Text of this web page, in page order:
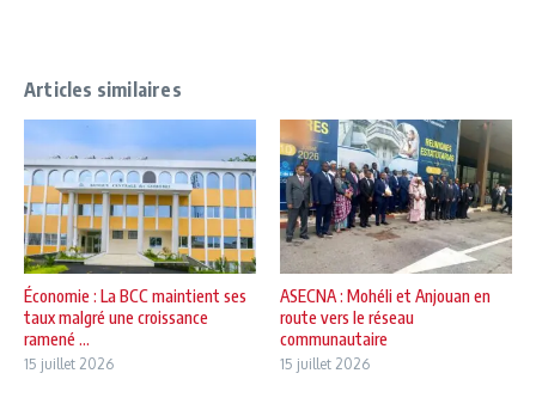
Articles similaires
Économie : La BCC maintient ses
taux malgré une croissance
ramené ...
15 juillet 2026
ASECNA : Mohéli et Anjouan en
route vers le réseau
communautaire
15 juillet 2026